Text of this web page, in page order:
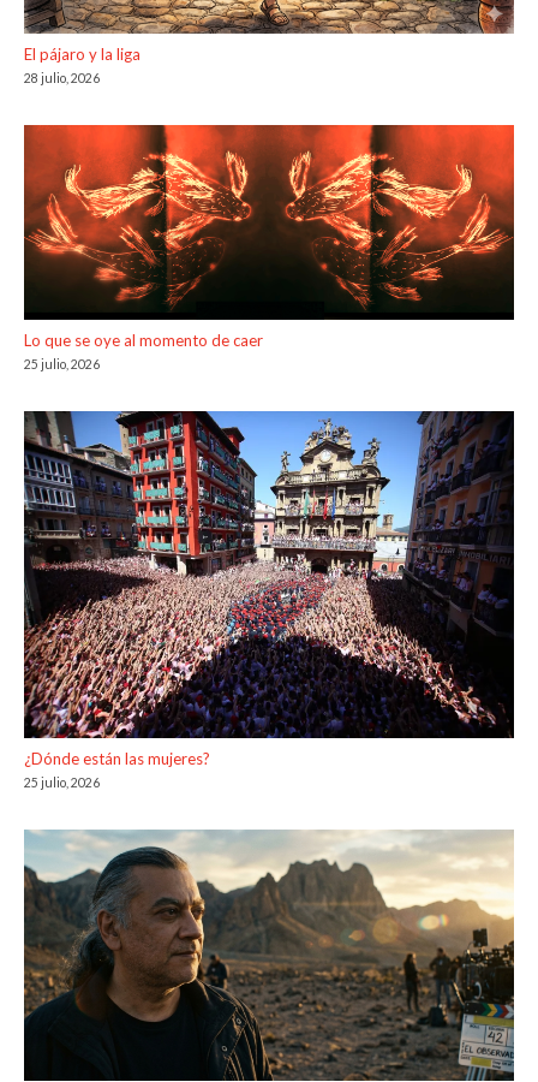
El pájaro y la liga
28 julio, 2026
Lo que se oye al momento de caer
25 julio, 2026
¿Dónde están las mujeres?
25 julio, 2026